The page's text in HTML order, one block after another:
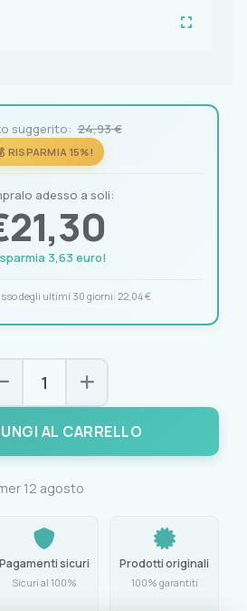
suggerito: 24,93 €
RISPARMIA 15%!
adesso a soli:
21,30
3,63 euro!
degli ultimi 30 giorni:22,04 €
AL CARRELLO
12 agosto
Pagamenti sicuri
Sicuri al 100%
Prodotti originali
100% garantiti